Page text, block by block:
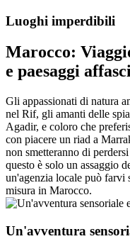
Luoghi imperdibili
Marocco:
e paesaggi
Gli appassionati di natura
nel Rif, gli amanti delle
Agadir, e coloro che
con piacere un riad a
non smetteranno di
questo è solo un assaggio
un'agenzia locale può farvi
misura in Marocco.
Un'avventura